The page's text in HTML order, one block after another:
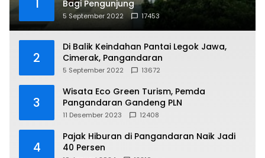
1
Bagi Pengunjung
5 September 2022 17453
2
Di Balik Keindahan Pantai Legok Jawa,
Cimerak, Pangandaran
5 September 2022 13672
3
Wisata Eco Green Turism, Pemda
Pangandaran Gandeng PLN
11 Desember 2023 12408
4
Pajak Hiburan di Pangandaran Naik Jadi
40 Persen